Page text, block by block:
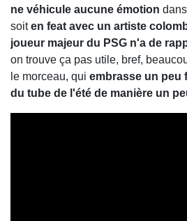
ne véhicule aucune émotion
soiten feat avec un artiste
joueur majeur du PSG n'a de
on trouve ça pas utile, bref,
le morceau, qui embrasse un peu
du tube de l'été de manière un